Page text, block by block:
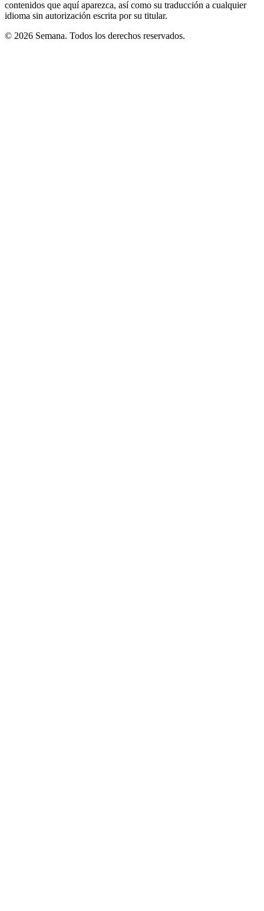
contenidos que aquí aparezca, así como su traducción a cualquier
idioma sin autorización escrita por su titular.
© 2026 Semana. Todos los derechos reservados.